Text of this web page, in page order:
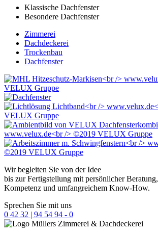
Klassische Dachfenster
Besondere Dachfenster
Zimmerei
Dachdeckerei
Trockenbau
Dachfenster
Wir begleiten Sie von der Idee
bis zur Fertigstellung mit persönlicher Beratung,
Kompetenz und umfangreichem Know-How.
Sprechen Sie mit uns
0 42 32 | 94 54 94 - 0